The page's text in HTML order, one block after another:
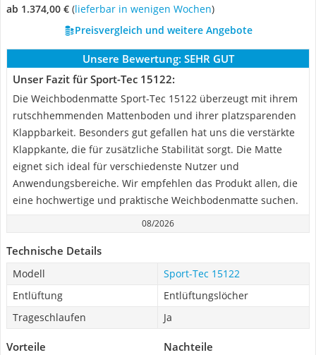
ab 1.374,00 € ( Lieferbar in wenigen Wochen)
Preisvergleich und weitere Angebote
Unsere Bewertung: SEHR GUT
Unser Fazit für Sport-Tec 15122:
Die Weichbodenmatte Sport-Tec 15122 überzeugt mit ihrem
rutschhemmenden Mattenboden und ihrer platzsparenden
Klappbarkeit. Besonders gut gefallen hat uns die verstärkte
Klappkante, die für zusätzliche Stabilität sorgt. Die Matte
eignet sich ideal für verschiedenste Nutzer und
Anwendungsbereiche. Wir empfehlen das Produkt allen, die
eine hochwertige und praktische Weichbodenmatte suchen.
08/2026
Technische Details
Modell
Sport-Tec 15122
Entlüftung
Entlüftungslöcher
Trageschlaufen
Ja
Vorteile Nachteile